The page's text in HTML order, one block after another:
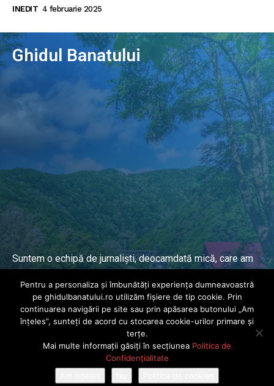
INEDIT 4 februarie 2025
Ghidul Banatului
Suntem o echipă de jurnaliști, deocamdată mică, care am
lucrat și lucrăm în presa locală și națională de mai mulți
ani.
© Ghidul Banatului 2025. Toate drepturile rezervate · Dezvoltat de
Power Media FX
Pentru a personaliza și îmbunătăți experiența dumneavoastră
pe ghidulbanatului.ro utilizăm fișiere de tip cookie. Prin
continuarea navigării pe site sau prin apăsarea butonului „Am
înțeles”, sunteți de acord cu stocarea cookie-urilor primare și
terțe.
Mai multe informații găsiți în secțiunea Politica de
Confidențialitate